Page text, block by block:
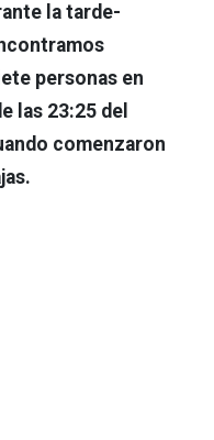
la tarde-
personas en
las 23:25 del
comenzaron